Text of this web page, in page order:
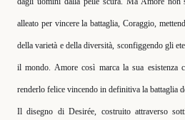
alleato per vincere la battaglia, Coraggio,
della varietà e della diversità, sconfiggendo gli
il mondo. Amore così marca la sua
renderlo felice vincendo in definitiva la battaglia
Il disegno di Desirée, costruito attraverso